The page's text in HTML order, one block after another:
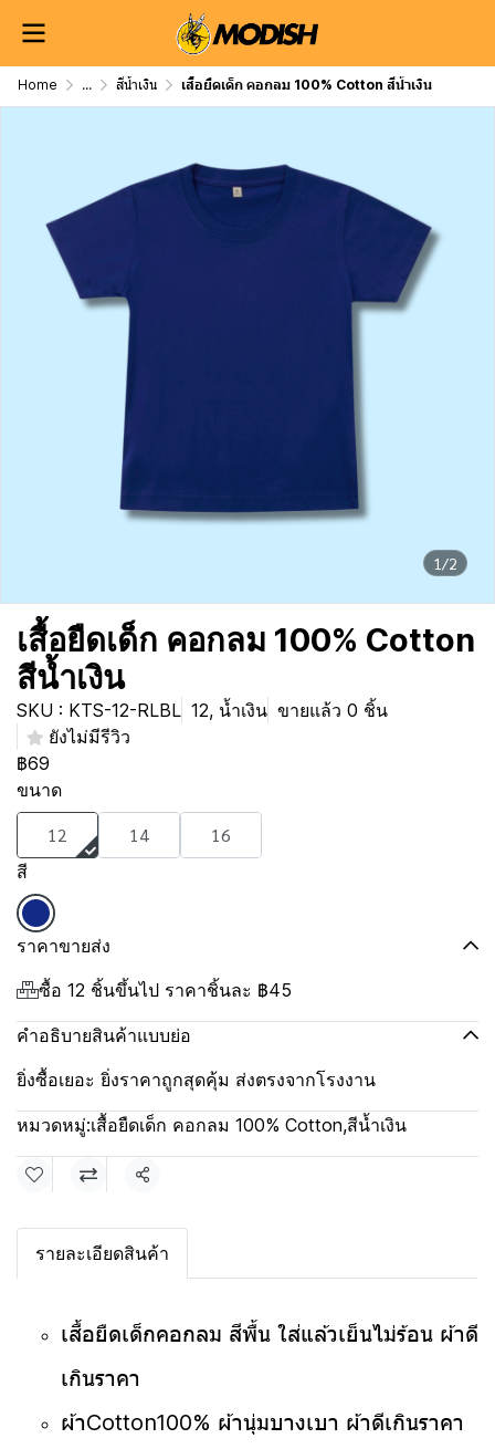
Home ... สีน้ำเงิน เสื้อยืดเด็ก คอกลม 100% Cotton สีน้ำเงิน
1/2
เสื้อยืดเด็ก คอกลม 100% Cotton
สีน้ำเงิน
SKU : KTS-12-RLBL 12, น้ำเงิน ขายแล้ว 0 ชิ้น
ยังไม่มีรีวิว
฿69
ขนาด
12 14 16
สี
ราคาขายส่ง
ซื้อ 12 ชิ้นขึ้นไป ราคาชิ้นละ ฿45
คำอธิบายสินค้าแบบย่อ
ยิ่งซื้อเยอะ ยิ่งราคาถูกสุดคุ้ม ส่งตรงจากโรงงาน
หมวดหมู่:เสื้อยืดเด็ก คอกลม 100% Cotton,สีน้ำเงิน
แชร์
รายละเอียดสินค้า
เสื้อยืดเด็กคอกลม สีพื้น ใส่แล้วเย็นไม่ร้อน ผ้าดี
เกินราคา
ผ้าCotton100% ผ้านุ่มบางเบา ผ้าดีเกินราคา